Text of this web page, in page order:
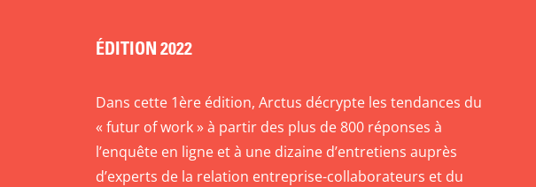
ÉDITION 2022
Dans cette 1ère édition, Arctus décrypte les tendances du
« futur of work » à partir des plus de 800 réponses à
l’enquête en ligne et à une dizaine d’entretiens auprès
d’experts de la relation entreprise-collaborateurs et du